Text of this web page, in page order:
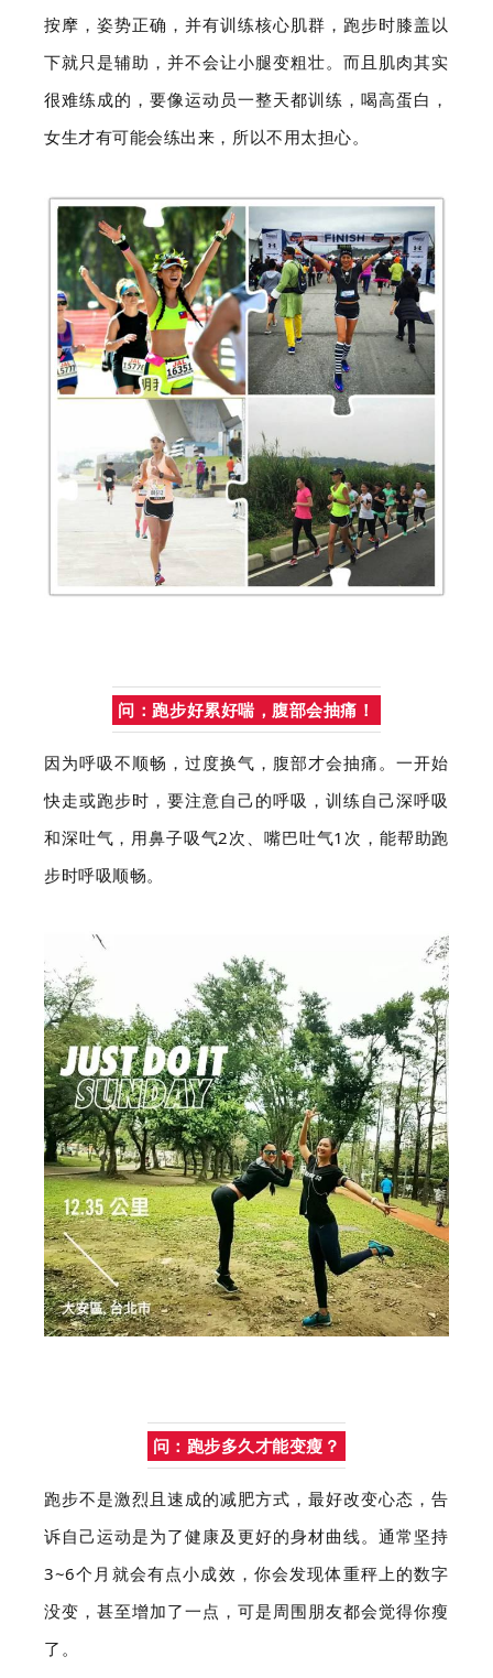
按摩，姿势正确，并有训练核心肌群，跑步时膝盖以
下就只是辅助，并不会让小腿变粗壮。而且肌肉其实
很难练成的，要像运动员一整天都训练，喝高蛋白，
女生才有可能会练出来，所以不用太担心。
问：跑步好累好喘，腹部会抽痛！
因为呼吸不顺畅，过度换气，腹部才会抽痛。一开始
快走或跑步时，要注意自己的呼吸，训练自己深呼吸
和深吐气，用鼻子吸气2次、嘴巴吐气1次，能帮助跑
步时呼吸顺畅。
问：跑步多久才能变瘦？
跑步不是激烈且速成的减肥方式，最好改变心态，告
诉自己运动是为了健康及更好的身材曲线。通常坚持
3~6个月就会有点小成效，你会发现体重秤上的数字
没变，甚至增加了一点，可是周围朋友都会觉得你瘦
了。